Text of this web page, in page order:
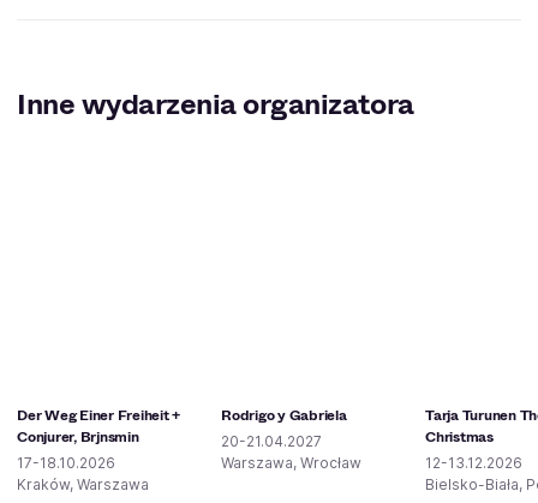
Inne wydarzenia organizatora
Der Weg Einer Freiheit +
Conjurer, Brjnsmin
17-18.10.2026
Kraków, Warszawa
Rodrigo y Gabriela
20-21.04.2027
Warszawa, Wrocław
Tarja Turunen
Christmas
12-13.12.2026
Bielsko-Biała,